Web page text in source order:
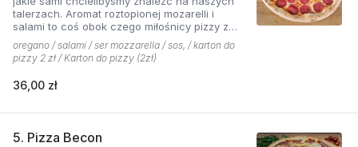
talerzach. Aromat roztopionej mozarelli i
salami to coś obok czego miłośnicy pizzy z
mięsem nie przejdą obojętnie!
oregano / salami / ser mozzarella / sos, / karton do
pizzy 2 zł / Karton do pizzy (2zł)
36,00 zł
5. Pizza Becon